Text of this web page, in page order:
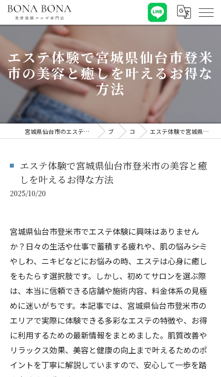
エステ体験で宮城県仙台市登米
市の美容と癒しを叶えるお得な
方法
宮城県仙台市のエステならBONA BONA 【ボナボナ】美骨筋膜コルギ専門店 ブログ コラム エステ体験で宮城県仙台市登米市の美容と癒しを叶えるお得な方法
エステ体験で宮城県仙台市登米市の美容と癒
しを叶えるお得な方法
2025/10/20
宮城県仙台市登米市でエステ体験に興味はありません
か？日々の生活や仕事で蓄積する疲れや、肌の悩み――シミ
やしわ、ニキビなどにお悩みの時、エステは心身に癒し
をもたらす選択肢です。しかし、初めてサロンを選ぶ際
は、本当に信頼できる店舗や施術内容、料金体系の見極
めに迷いがちです。本記事では、宮城県仙台市登米市の
エリアで実際に体験できる多彩なエステの特徴や、お得
に利用するための最新情報をまとめました。肌質改善や
リラックス効果、美容と健康の向上まで叶えるためのポ
イントを丁寧に解説していますので、安心して一歩を踏